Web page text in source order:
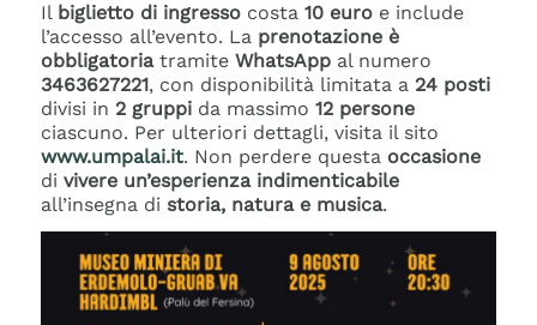
Il biglietto di ingressocosta 10 euroe include
l’accesso all’evento. La prenotazione è
obbligatoriatramite WhatsAppal numero
3463627221, con disponibilità limitata a 24 posti
divisi in 2 gruppida massimo 12 persone
ciascuno. Per ulteriori dettagli, visita il sito
www.umpalai.it. Non perdere questa occasione
di vivere un’esperienza indimenticabile
all’insegna di storia, natura e musica.